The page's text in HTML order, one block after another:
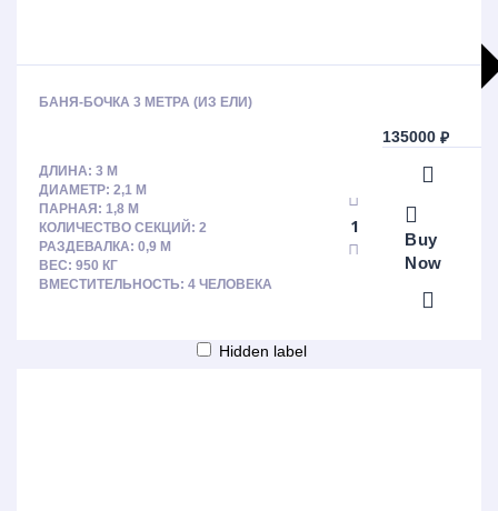
Больше результатов
Hidden label
Hidden label
БАНЯ-БОЧКА 3 МЕТРА (ИЗ ЕЛИ)
ДЛИНА: 3 М
ДИАМЕТР: 2,1 М
ПАРНАЯ: 1,8 М
КОЛИЧЕСТВО СЕКЦИЙ: 2
РАЗДЕВАЛКА: 0,9 М
ВЕС: 950 КГ
ВМЕСТИТЕЛЬНОСТЬ: 4 ЧЕЛОВЕКА
135000₽
Buy
Now